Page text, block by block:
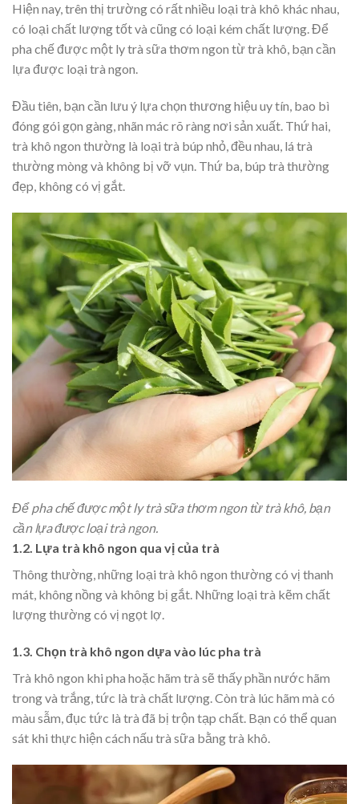
Hiện nay, trên thị trường có rất nhiều loại trà khô khác nhau,
có loại chất lượng tốt và cũng có loại kém chất lượng. Để
pha chế được một ly trà sữa thơm ngon từ trà khô, bạn cần
lựa được loại trà ngon.
Đầu tiên, bạn cần lưu ý lựa chọn thương hiệu uy tín, bao bì
đóng gói gọn gàng, nhãn mác rõ ràng nơi sản xuất. Thứ hai,
trà khô ngon thường là loại trà búp nhỏ, đều nhau, lá trà
thường mòng và không bị vỡ vụn. Thứ ba, búp trà thường
đẹp, không có vị gắt.
Để pha chế được một ly trà sữa thơm ngon từ trà khô, bạn
cần lựa được loại trà ngon.
1.2. Lựa trà khô ngon qua vị của trà
Thông thường, những loại trà khô ngon thường có vị thanh
mát, không nồng và không bị gắt. Những loại trà kẽm chất
lượng thường có vị ngọt lợ.
1.3. Chọn trà khô ngon dựa vào lúc pha trà
Trà khô ngon khi pha hoặc hãm trà sẽ thấy phần nước hãm
trong và trắng, tức là trà chất lượng. Còn trà lúc hãm mà có
màu sẫm, đục tức là trà đã bị trộn tạp chất. Bạn có thể quan
sát khi thực hiện cách nấu trà sữa bằng trà khô.